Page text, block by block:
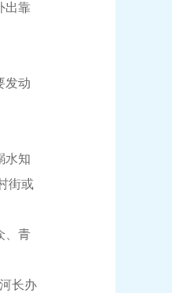
出靠
发动
水知
街或
、青
长办